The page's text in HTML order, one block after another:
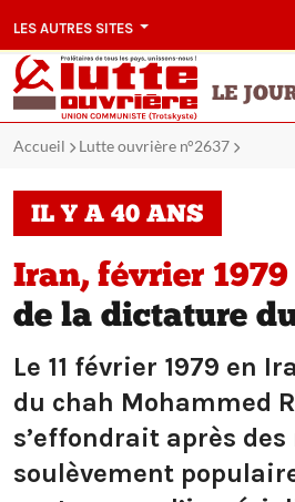
LES AUTRES SITES
LE
Accueil Lutte ouvrière n°2637
IL Y A 40 ANS
Iran, février 1979
de la dictature
Le 11 février 1979 en
du chah Mohammed
s’effondrait après des
soulèvement